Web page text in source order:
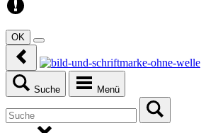
OK
Suche Menü